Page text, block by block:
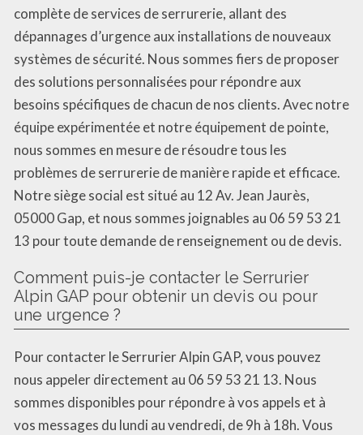
complète de services de serrurerie, allant des
dépannages d’urgence aux installations de nouveaux
systèmes de sécurité. Nous sommes fiers de proposer
des solutions personnalisées pour répondre aux
besoins spécifiques de chacun de nos clients. Avec notre
équipe expérimentée et notre équipement de pointe,
nous sommes en mesure de résoudre tous les
problèmes de serrurerie de manière rapide et efficace.
Notre siège social est situé au 12 Av. Jean Jaurès,
05000 Gap, et nous sommes joignables au 06 59 53 21
13 pour toute demande de renseignement ou de devis.
Comment puis-je contacter le Serrurier
Alpin GAP pour obtenir un devis ou pour
une urgence ?
Pour contacter le Serrurier Alpin GAP, vous pouvez
nous appeler directement au 06 59 53 21 13. Nous
sommes disponibles pour répondre à vos appels et à
vos messages du lundi au vendredi, de 9h à 18h. Vous